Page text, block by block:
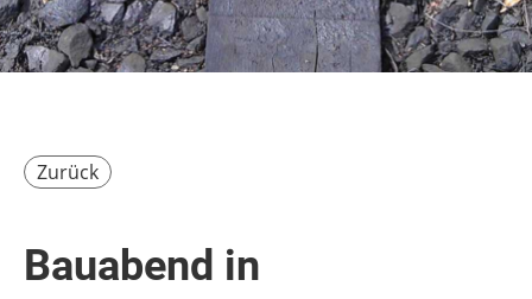
Zurück
Bauabend in